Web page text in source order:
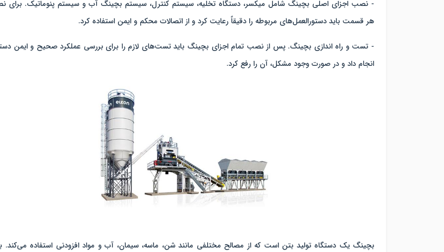
- نصب اجزای اصلی بچینگ شامل میکسر، دستگاه تخلیه، سیستم کنترل، سیستم بچینگ آب و سیستم پنوماتیک. برای
هر قسمت باید دستورالعمل‌های مربوطه را دقیقاً رعایت کرد و از اتصالات محکم و ایمن استفاده کرد.
- تست و راه اندازی بچینگ. پس از نصب تمام اجزای بچینگ باید تست‌های لازم را برای بررسی عملکرد صحیح و ایمن
انجام داد و در صورت وجود مشکل، آن را رفع کرد.
بچینگ یک دستگاه تولید بتن است که از مصالح مختلفی مانند شن، ماسه، سیمان، آب و مواد افزودنی استفاده می‌کند.